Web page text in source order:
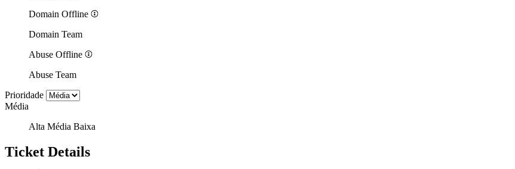
Domain Offline
Domain Team
Abuse Offline
Abuse Team
Prioridade
Média
Alta Média Baixa
Ticket Details